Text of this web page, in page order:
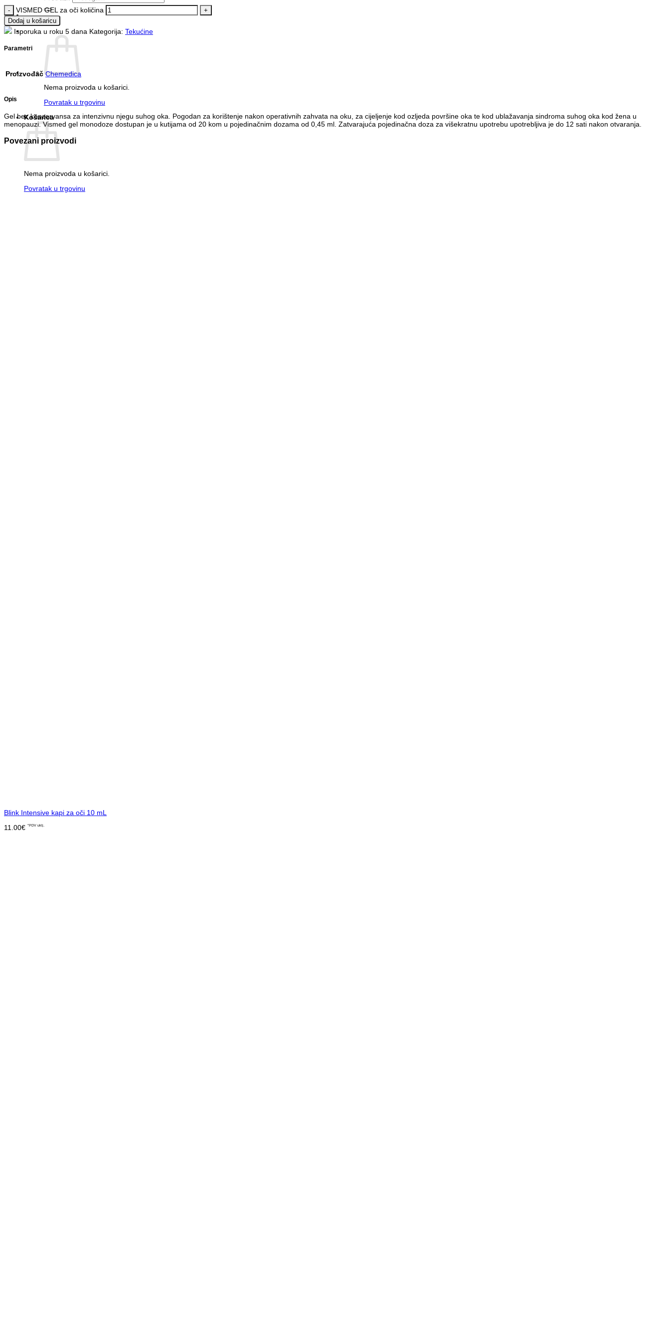
Nema proizvoda u košarici.
Povratak u trgovinu
Košarica
Nema proizvoda u košarici.
Povratak u trgovinu
VISMED GEL za oči količina
Dodaj u košaricu
Isporuka u roku 5 dana Kategorija: Tekućine
Parametri
Proizvođač Chemedica
Opis
Gel bez konzervansa za intenzivnu njegu suhog oka. Pogodan za korištenje nakon operativnih zahvata na oku, za cijeljenje kod ozljeda površine oka te kod ublažavanja sindroma suhog oka kod žena u
menopauzi. Vismed gel monodoze dostupan je u kutijama od 20 kom u pojedinačnim dozama od 0,45 ml. Zatvarajuća pojedinačna doza za višekratnu upotrebu upotrebljiva je do 12 sati nakon otvaranja.
Povezani proizvodi
Blink Intensive kapi za oči 10 mL
11.00€ *PDV uklj.